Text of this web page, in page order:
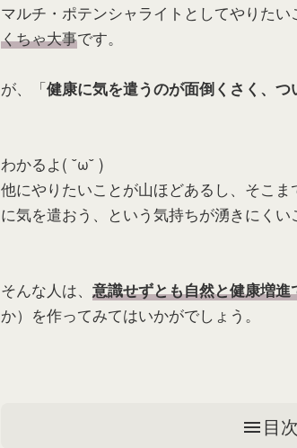
マルチ・ポテンシャライトとしてやりたい
くちゃ大事です。
が、「健康に気を遣うのが面倒くさく、つ
わかるよ( ˘ω˘ )
他にやりたいことが山ほどあるし、そこ
に気を遣おう、という気持ちが湧きにくい
そんな人は、 意識せずとも自然と健康増進
か）を作ってみてはいかがでしょう。
目次